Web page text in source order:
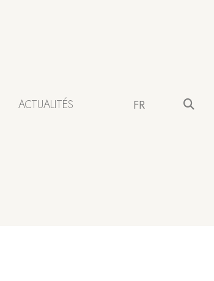
ACTUALITÉS FR